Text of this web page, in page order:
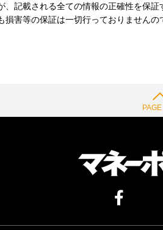
記載される全ての情報の正確性を保証
害等の保証は一切行っておりませんの